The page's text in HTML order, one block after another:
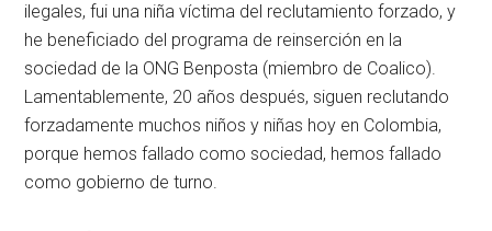
ilegales, fui una niña víctima del reclutamiento forzado, y
he beneficiado del programa de reinserción en la
sociedad de la ONG Benposta (miembro de Coalico).
Lamentablemente, 20 años después, siguen reclutando
forzadamente muchos niños y niñas hoy en Colombia,
porque hemos fallado como sociedad, hemos fallado
como gobierno de turno.